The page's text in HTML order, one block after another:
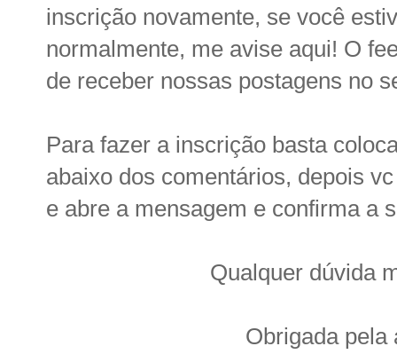
inscrição novamente, se você
normalmente, me avise aqui! O
de receber nossas postagens no
Para fazer a inscrição basta
abaixo dos comentários, depois
e abre a mensagem e confirma a
Qualquer dúvida
Obrigada pela